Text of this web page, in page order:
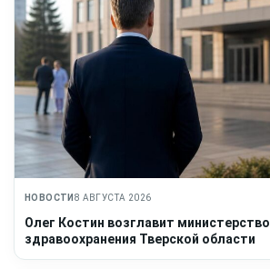
НОВОСТИ 8 АВГУСТА 2026
Олег Костин возглавит министерство
здравоохранения Тверской области